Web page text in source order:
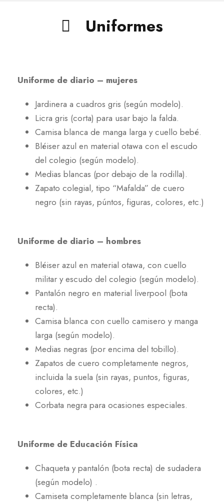
Uniformes
Uniforme de diario – mujeres
Jardinera a cuadros gris (según modelo).
Licra gris (corta) para usar bajo la falda.
Camisa blanca de manga larga y cuello bebé.
Bléiser azul en material otawa con el escudo
del colegio (según modelo).
Medias blancas (por debajo de la rodilla).
Zapato colegial, tipo “Mafalda” de cuero
negro (sin rayas, púntos, figuras, colores, etc.)
Uniforme de diario – hombres
Bléiser azul en material otawa, con cuello
militar y escudo del colegio (según modelo).
Pantalón negro en material liverpool (bota
recta).
Camisa blanca con cuello camisero y manga
larga (según modelo).
Medias negras (por encima del tobillo).
Zapatos de cuero completamente negros,
incluida la suela (sin rayas, puntos, figuras,
colores, etc.)
Corbata negra para ocasiones especiales.
Uniforme de Educación Física
Chaqueta y pantalón (bota recta) de sudadera
(según modelo) .
Camiseta completamente blanca (sin letras,